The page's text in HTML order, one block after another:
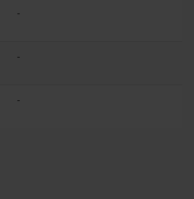
-
-
-